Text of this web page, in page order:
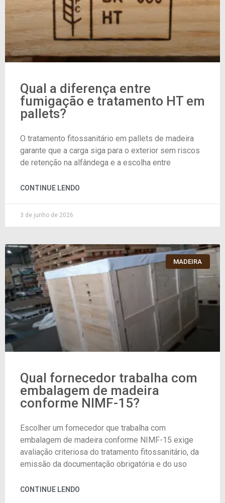
Qual a diferença entre
fumigação e tratamento HT em
pallets?
O tratamento fitossanitário em pallets de madeira
garante que a carga siga para o exterior sem riscos
de retenção na alfândega e a escolha entre
CONTINUE LENDO
3 de junho de 2026
MADEIRA
Qual fornecedor trabalha com
embalagem de madeira
conforme NIMF-15?
Escolher um fornecedor que trabalha com
embalagem de madeira conforme NIMF-15 exige
avaliação criteriosa do tratamento fitossanitário, da
emissão da documentação obrigatória e do uso
CONTINUE LENDO